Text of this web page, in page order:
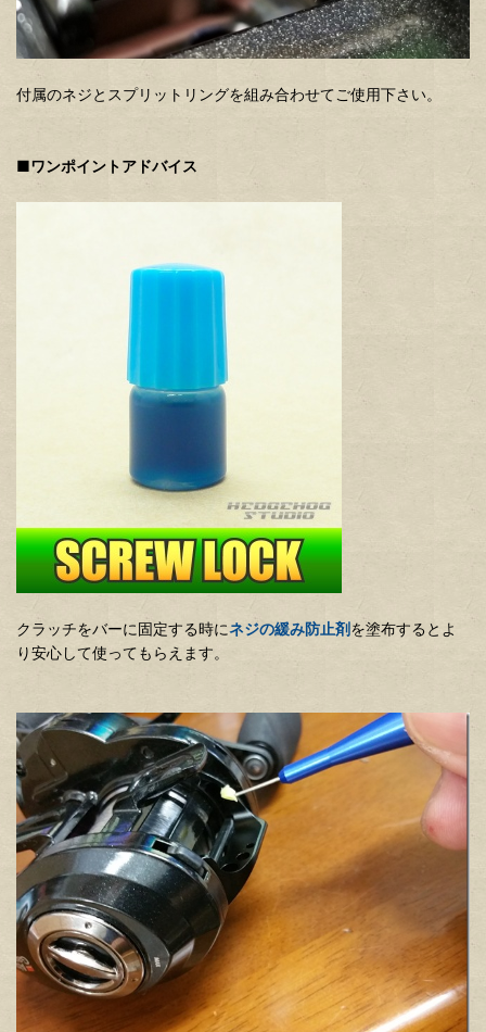
付属のネジとスプリットリングを組み合わせてご使用下さい。
■ワンポイントアドバイス
クラッチをバーに固定する時にネジの緩み防止剤を塗布するとよ
り安心して使ってもらえます。